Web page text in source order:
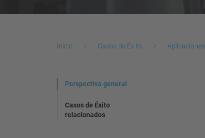
Inicio Casos de Éxito Aplicaciones
Perspectiva general
Casos de Éxito
relacionados